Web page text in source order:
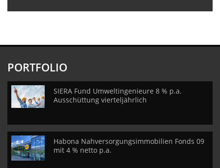
PORTFOLIO
SIERA Fund Umweltingenieure 8 % p.a.
Ausschüttung vierteljährlich
Habona Nahversorgungsimmobilien Fonds 09
mit 4 % netto p.a.